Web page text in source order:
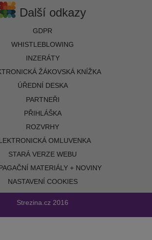
Další odkazy
GDPR
WHISTLEBLOWING
INZERÁTY
ŽÁKOVSKÁ KNÍŽKA
ÚŘEDNÍ DESKA
PARTNEŘI
PŘIHLÁŠKA
ROZVRHY
OMLUVENKA
STARÁ VERZE WEBU
MATERIÁLY + NOVINY
NASTAVENÍ COOKIES
Strezina.cz 2016